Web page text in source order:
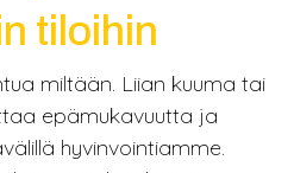
tiloihin
miltään. Liian kuuma tai
epämukavuutta ja
hyvinvointiamme.